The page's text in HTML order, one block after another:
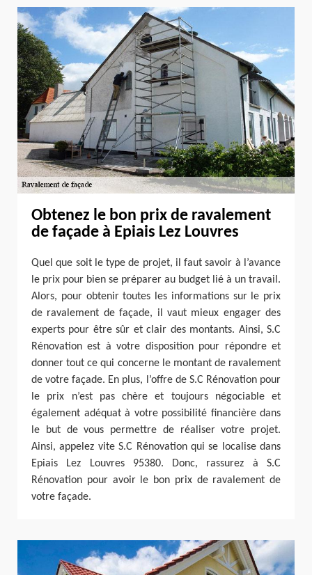
Obtenez le bon prix de ravalement
de façade à Epiais Lez Louvres
Quel que soit le type de projet, il faut savoir à l’avance
le prix pour bien se préparer au budget lié à un travail.
Alors, pour obtenir toutes les informations sur le prix
de ravalement de façade, il vaut mieux engager des
experts pour être sûr et clair des montants. Ainsi, S.C
Rénovation est à votre disposition pour répondre et
donner tout ce qui concerne le montant de ravalement
de votre façade. En plus, l’offre de S.C Rénovation pour
le prix n’est pas chère et toujours négociable et
également adéquat à votre possibilité financière dans
le but de vous permettre de réaliser votre projet.
Ainsi, appelez vite S.C Rénovation qui se localise dans
Epiais Lez Louvres 95380. Donc, rassurez à S.C
Rénovation pour avoir le bon prix de ravalement de
votre façade.